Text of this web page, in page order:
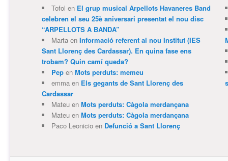
Tofol en El grup musical Arpellots Havaneres Band
celebren el seu 25è aniversari presentat el nou disc
“ARPELLOTS A BANDA”
Martaen Informació referent al nou Institut (IES
Sant Llorenç des Cardassar). En quina fase ens
trobam? Quin camí queda?
Pepen Mots perduts: memeu
emmaen Els gegants de Sant Llorenç des
Cardassar
Mateuen Mots perduts: Càgola merdançana
Mateuen Mots perduts: Càgola merdançana
Paco Leonicioen Defunció a Sant Llorenç